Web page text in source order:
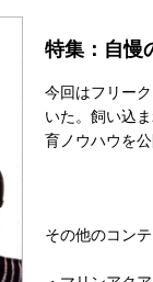
特集：自慢
今回はフリー
いた。飼い込
育ノウハウを公
その他のコン